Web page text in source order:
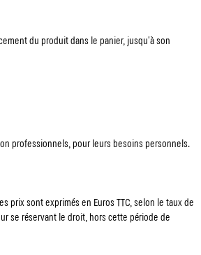
du produit dans le panier, jusqu’à son
professionnels, pour leurs besoins personnels.
prix sont exprimés en Euros TTC, selon le taux de
se réservant le droit, hors cette période de